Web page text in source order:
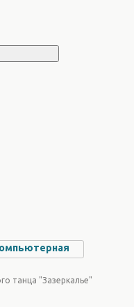
танца "Зазеркалье"